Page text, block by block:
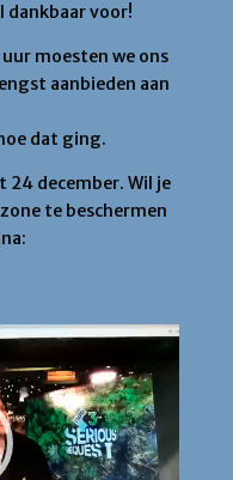
dankbaar voor!
moesten we ons
aanbieden aan
dat ging.
december. Wil je
te beschermen